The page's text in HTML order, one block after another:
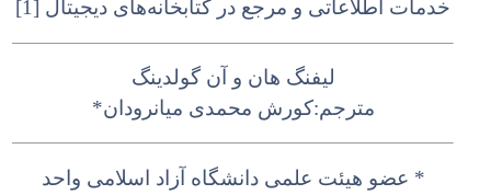
خدمات اطلاعاتی و مرجع در کتابخانه‌های دیجیتال [1]
لیفنگ هان و آن گولدینگ‌
مترجم:کورش محمدی میانرودان*
* عضو هیئت علمی دانشگاه آزاد اسلامی واحد